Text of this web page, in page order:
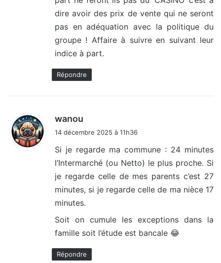
dire avoir des prix de vente qui ne seront
pas en adéquation avec la politique du
groupe ! Affaire à suivre en suivant leur
indice à part.
Répondre
wanou
:
14 décembre 2025 à 11h36
Si je regarde ma commune : 24 minutes
l’Intermarché (ou Netto) le plus proche. Si
je regarde celle de mes parents c’est 27
minutes, si je regarde celle de ma nièce 17
minutes.
Soit on cumule les exceptions dans la
famille soit l’étude est bancale 😂
Répondre